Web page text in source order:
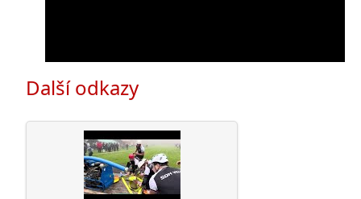
Další odkazy